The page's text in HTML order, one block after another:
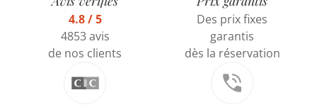
4.8 / 5
4853 avis
de nos clients
Des prix fixes
garantis
dès la réservation